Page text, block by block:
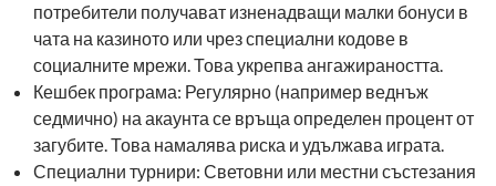
потребители получават изненадващи малки бонуси в
чата на казиното или чрез специални кодове в
социалните мрежи. Това укрепва ангажираността.
Кешбек програма: Регулярно (например веднъж
седмично) на акаунта се връща определен процент от
загубите. Това намалява риска и удължава играта.
Специални турнири: Световни или местни състезания